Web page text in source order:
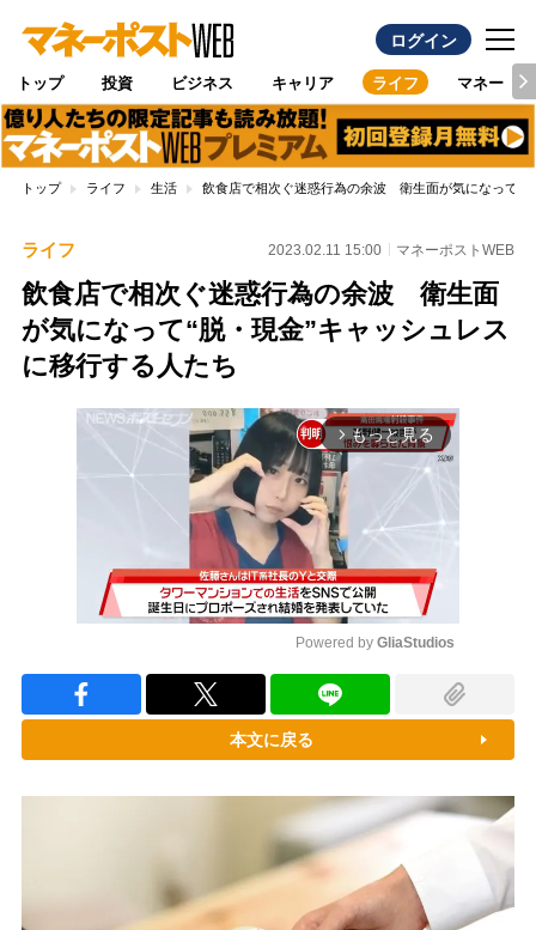
ログイン
トップ 投資 ビジネス キャリア ライフ マネー
トップ ライフ 生活 飲食店で相次ぐ迷惑行為の余波 衛生面が気になって“
ライフ 2023.02.11 15:00 マネーポストWEB
飲食店で相次ぐ迷惑行為の余波 衛生面
が気になって“脱・現金”キャッシュレス
に移行する人たち
arrow_forward_ios もっと見る
Powered by GliaStudios
本文に戻る